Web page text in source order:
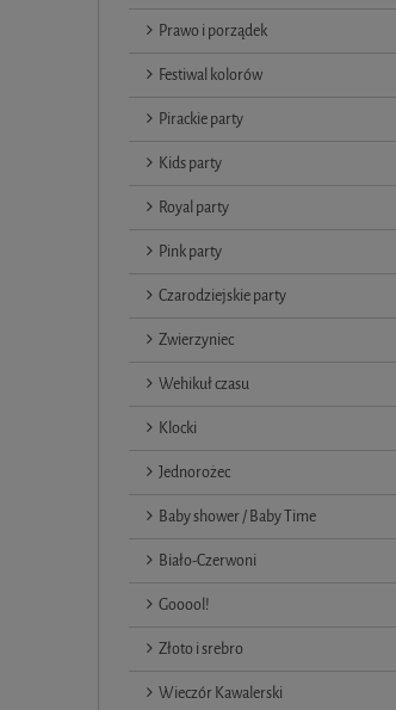
Prawo i porządek
Festiwal kolorów
Pirackie party
Kids party
Royal party
Pink party
Czarodziejskie party
Zwierzyniec
Wehikuł czasu
Klocki
Jednorożec
Baby shower / Baby Time
Biało-Czerwoni
Gooool!
Złoto i srebro
Wieczór Kawalerski